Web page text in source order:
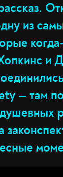
из
и
— там